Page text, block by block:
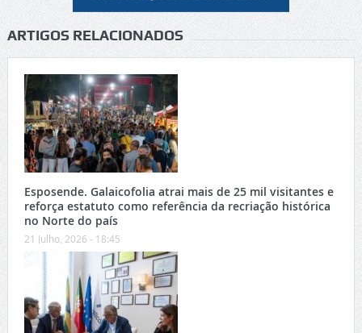
ARTIGOS RELACIONADOS
Esposende. Galaicofolia atrai mais de 25 mil visitantes e
reforça estatuto como referência da recriação histórica
no Norte do país
21 Julho, 2026 - 18:45